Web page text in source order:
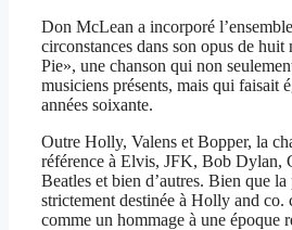
Don McLean a incorporé
circonstances dans son opus de
Pie», une chanson qui non
musiciens présents, mais qui faisait
années soixante.
Outre Holly, Valens et Bopper, la
référence à Elvis, JFK, Bob Dylan,
Beatles et bien d’autres. Bien que la
strictement destinée à Holly and co.
comme un hommage à une époque